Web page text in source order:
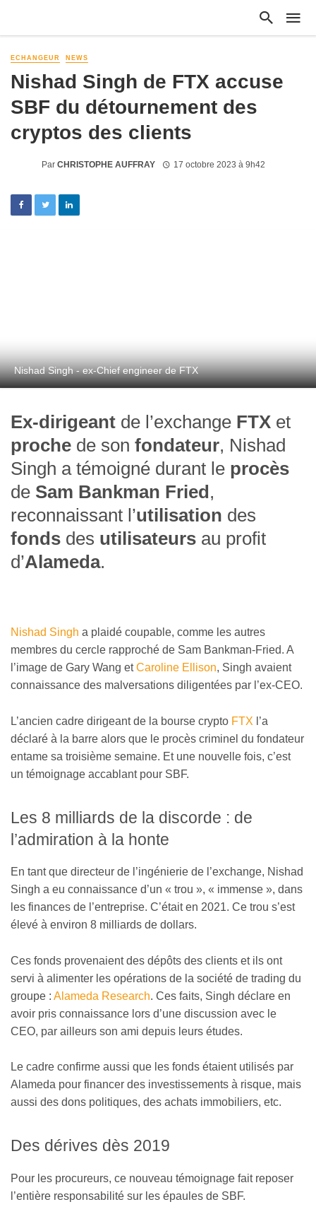
ECHANGEUR NEWS
Nishad Singh de FTX accuse
SBF du détournement des
cryptos des clients
Par CHRISTOPHE AUFFRAY 17 octobre 2023 à 9h42
Nishad Singh - ex-Chief engineer de FTX
Ex-dirigeant de l’exchange FTX et
proche de son fondateur, Nishad
Singh a témoigné durant le procès
de Sam Bankman Fried ,
reconnaissant l’utilisation des
fonds des utilisateurs au profit
d’Alameda.
Nishad Singh a plaidé coupable, comme les autres
membres du cercle rapproché de Sam Bankman-Fried. A
l’image de Gary Wang etCaroline Ellison, Singh avaient
connaissance des malversations diligentées par l’ex-CEO.
L’ancien cadre dirigeant de la bourse crypto FTX l’a
déclaré à la barre alors que le procès criminel du fondateur
entame sa troisième semaine. Et une nouvelle fois, c’est
un témoignage accablant pour SBF.
Les 8 milliards de la discorde : de
l’admiration à la honte
En tant que directeur de l’ingénierie de l’exchange, Nishad
Singh a eu connaissance d’un « trou », « immense », dans
les finances de l’entreprise. C’était en 2021. Ce trou s’est
élevé à environ 8 milliards de dollars.
Ces fonds provenaient des dépôts des clients et ils ont
servi à alimenter les opérations de la société de trading du
groupe : Alameda Research. Ces faits, Singh déclare en
avoir pris connaissance lors d’une discussion avec le
CEO, par ailleurs son ami depuis leurs études.
Le cadre confirme aussi que les fonds étaient utilisés par
Alameda pour financer des investissements à risque, mais
aussi des dons politiques, des achats immobiliers, etc.
Des dérives dès 2019
Pour les procureurs, ce nouveau témoignage fait reposer
l’entière responsabilité sur les épaules de SBF.